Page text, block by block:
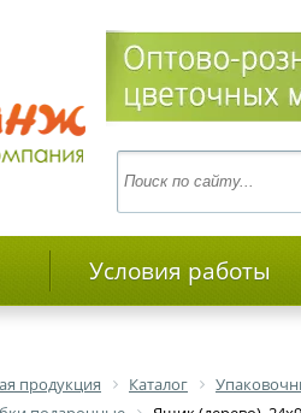
Условия работы
продукция Каталог